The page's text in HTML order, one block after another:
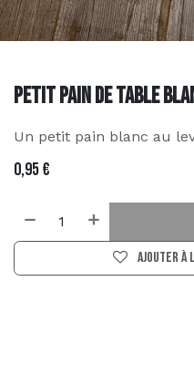
Petit pain de table
Un petit pain blanc au
0,95€
Ajouter à